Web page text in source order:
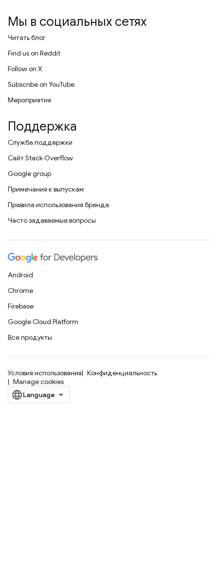
Мы в социальных сетях
Читать блог
Find us on Reddit
Follow on X
Subscribe on YouTube
Мероприятия
Поддержка
Служба поддержки
Сайт Stack Overflow
Google group
Примечания к выпускам
Правила использования бренда
Часто задаваемые вопросы
Android
Chrome
Firebase
Google Cloud Platform
Все продукты
Условия использования
Конфиденциальность
Manage cookies